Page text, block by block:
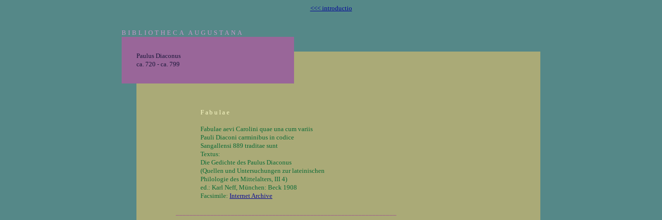
<<< introductio
BIBLIOTHECA AUGUSTANA
Paulus Diaconus
ca. 720 - ca. 799
Fabulae
Fabulae aevi Carolini quae una cum variis
Pauli Diaconi carminibus in codice
Sangallensi 889 traditae sunt
Textus:
Die Gedichte des Paulus Diaconus
(Quellen und Untersuchungen zur lateinischen
Philologie des Mittelalters, III 4)
ed.: Karl Neff, München: Beck 1908
Facsimile: Internet Archive